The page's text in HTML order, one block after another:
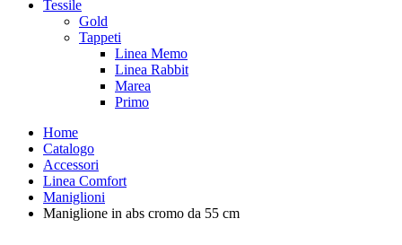
Tessile
Gold
Tappeti
Linea Memo
Linea Rabbit
Marea
Primo
Home
Catalogo
Accessori
Linea Comfort
Maniglioni
Maniglione in abs cromo da 55 cm